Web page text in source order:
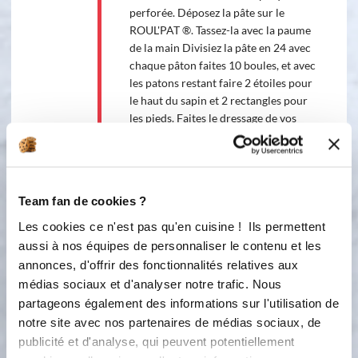
Team fan de cookies ?
Les cookies ce n'est pas qu'en cuisine ! Ils permettent
aussi à nos équipes de personnaliser le contenu et les
annonces, d'offrir des fonctionnalités relatives aux
médias sociaux et d'analyser notre trafic. Nous
partageons également des informations sur l'utilisation de
notre site avec nos partenaires de médias sociaux, de
publicité et d'analyse, qui peuvent potentiellement
perforée. Déposez la pâte sur le
ROUL'PAT ®. Tassez-la avec la paume
de la main Divisiez la pâte en 24 avec
chaque pâton faites 10 boules, et avec
les patons restant faire 2 étoiles pour
le haut du sapin et 2 rectangles pour
les pieds. Faites le dressage de vos
sapins sur votre toile silpain, en
mettant l’étoile en haut puis en
4 et finir par le rectangle pour le pied
du sapin. Recommencez pour le 2em
petits sapin Couvrez avec un torchon
ou une toile SILPAIN® puis laissez
reposer 30 minutes à température
ambiante. Vaporisez un peu d'eau sur
les pains pour les humidifier,
Saupoudrez la surface de graine de
sésame, pavot, lins…puis mettez-les